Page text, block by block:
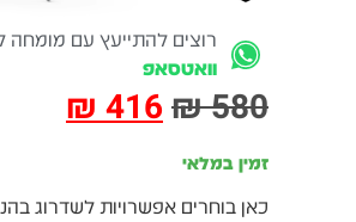
רוצים להתייעץ עם מומחה
וואטסאפ
₪580
₪416
זמין במלאי
כאן בוחרים אפשרויות לשדרוג